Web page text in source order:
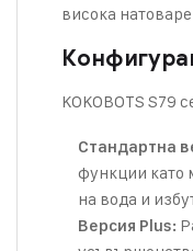
висока
KOKOBOTS S79
Стандартна
функции като
на вода и
Версия Plus: